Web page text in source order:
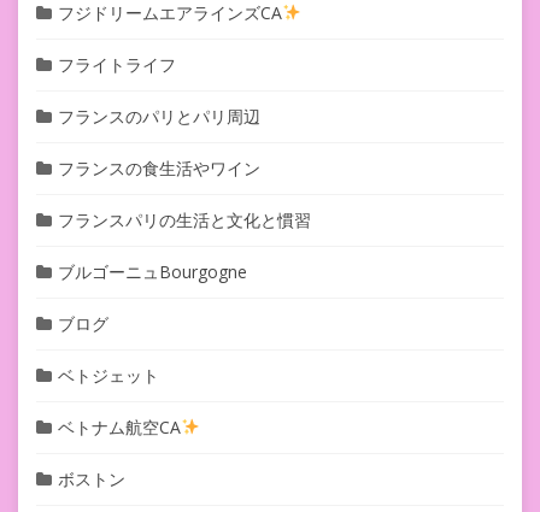
フジドリームエアラインズCA
フライトライフ
フランスのパリとパリ周辺
フランスの食生活やワイン
フランスパリの生活と文化と慣習
ブルゴーニュBourgogne
ブログ
ベトジェット
ベトナム航空CA
ボストン